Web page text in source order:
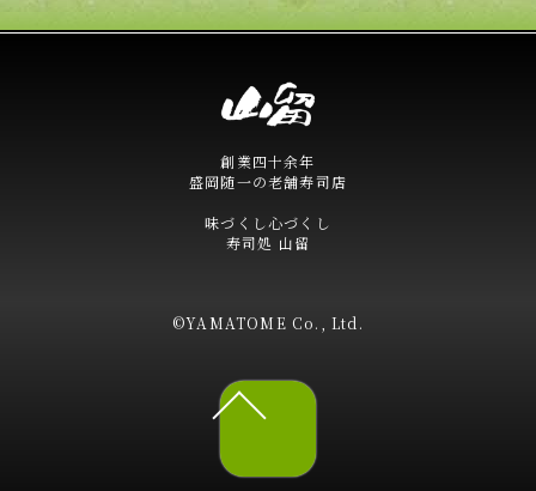
創業四十余年
盛岡随一の老舗寿司店
味づくし心づくし
寿司処 山留
©YAMATOME Co., Ltd.